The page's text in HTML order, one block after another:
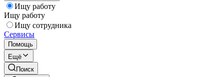
Ищу работу
Ищу работу
Ищу сотрудника
Сервисы
Помощь
Ещё
Поиск